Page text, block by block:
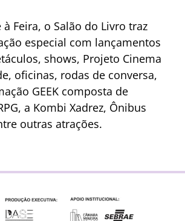
Feira, o Salão do Livro traz
especial com lançamentos
shows, Projeto Cinema
oficinas, rodas de conversa,
GEEK composta de
a Kombi Xadrez, Ônibus
outras atrações.